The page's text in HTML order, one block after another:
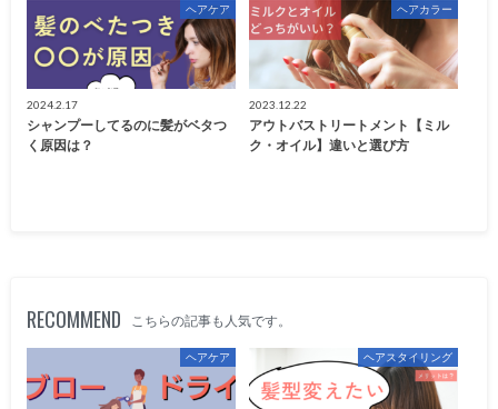
ヘアケア
2024.2.17
シャンプーしてるのに髪がベタつ
く原因は？
ヘアカラー
2023.12.22
アウトバストリートメント【ミル
ク・オイル】違いと選び方
RECOMMEND こちらの記事も人気です。
ヘアケア ヘアスタイリング